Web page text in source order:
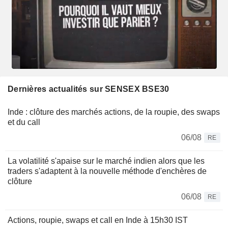
Dernières actualités sur SENSEX BSE30
Inde : clôture des marchés actions, de la roupie, des swaps
et du call
06/08
RE
La volatilité s'apaise sur le marché indien alors que les
traders s'adaptent à la nouvelle méthode d'enchères de
clôture
06/08
RE
Actions, roupie, swaps et call en Inde à 15h30 IST